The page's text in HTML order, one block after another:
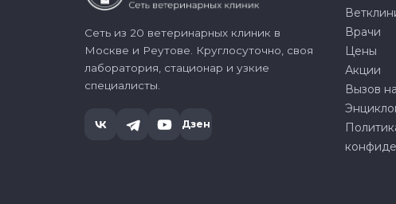
Сеть из 20 ветеринарных клиник в
Москве и Реутове. Круглосуточно, своя
лаборатория, стационар и узкие
специалисты.
Дзен
Врачи
Цены
Акции
Вызов